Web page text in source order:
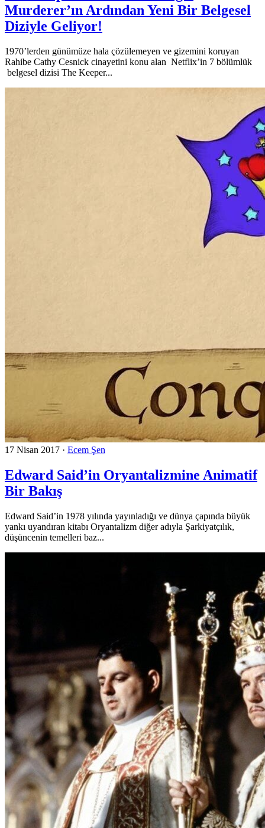
Murderer’ın Ardından Yeni Bir Belgesel
Diziyle Geliyor!
1970’lerden günümüze hala çözülemeyen ve gizemini koruyan
Rahibe Cathy Cesnick cinayetini konu alan Netflix’in 7 bölümlük
belgesel dizisi The Keeper...
17 Nisan 2017 · Ecem Şen
Edward Said’in Oryantalizmine Animatif
Bir Bakış
Edward Said’in 1978 yılında yayınladığı ve dünya çapında büyük
yankı uyandıran kitabı Oryantalizm diğer adıyla Şarkiyatçılık,
düşüncenin temelleri baz...